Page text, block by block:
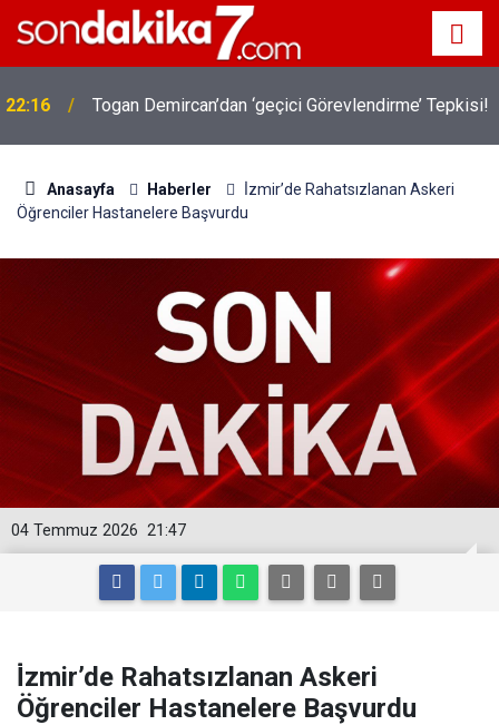
22:16 Togan Demircan’dan ‘geçici Görevlendirme’ Tepkisi!
Anasayfa Haberler
İ̇zmir’de Rahatsızlanan Askeri
Öğrenciler Hastanelere Başvurdu
21:47
04 Temmuz 2026
İ̇zmir’de Rahatsızlanan Askeri
Öğrenciler Hastanelere Başvurdu